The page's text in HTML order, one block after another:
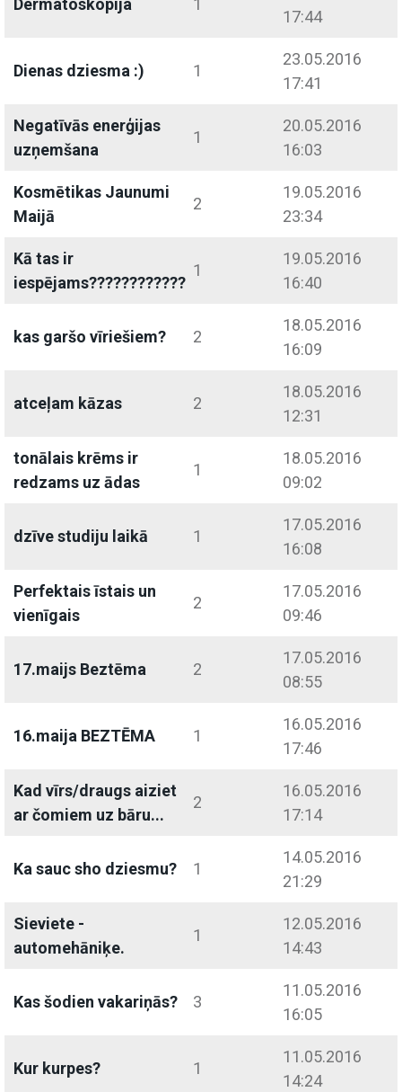
Dermatoskopija 1
17:44
Dienas dziesma :) 1
23.05.2016
17:41
Negatīvās enerģijas
uzņemšana
1
20.05.2016
16:03
Kosmētikas Jaunumi
Maijā
2
19.05.2016
23:34
Kā tas ir
iespējams????????????
1
19.05.2016
16:40
kas garšo vīriešiem? 2
18.05.2016
16:09
atceļam kāzas 2
18.05.2016
12:31
tonālais krēms ir
redzams uz ādas
1
18.05.2016
09:02
dzīve studiju laikā 1
17.05.2016
16:08
Perfektais īstais un
vienīgais
2
17.05.2016
09:46
17.maijs Beztēma 2
17.05.2016
08:55
16.maija BEZTĒMA 1
16.05.2016
17:46
Kad vīrs/draugs aiziet
ar čomiem uz bāru...
2
16.05.2016
17:14
Ka sauc sho dziesmu? 1
14.05.2016
21:29
Sieviete -
automehāniķe.
1
12.05.2016
14:43
Kas šodien vakariņās? 3
11.05.2016
16:05
Kur kurpes? 1
11.05.2016
14:24